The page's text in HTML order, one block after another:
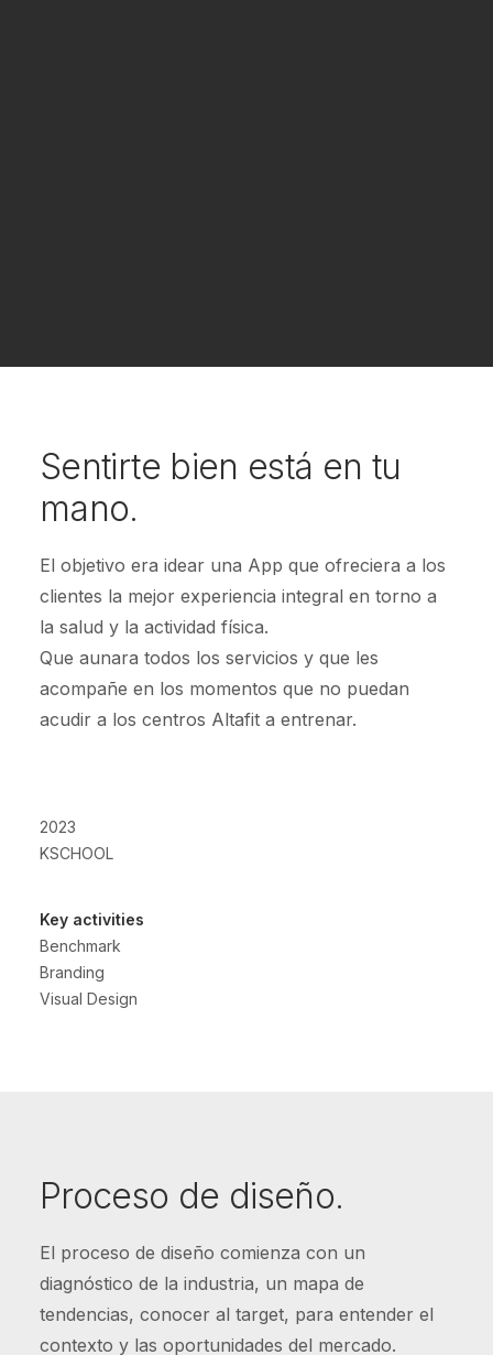
Sentirte bien está en tu
mano.
El objetivo era idear una App que ofreciera a los
clientes la mejor experiencia integral en torno a
la salud y la actividad física.
Que aunara todos los servicios y que les
acompañe en los momentos que no puedan
acudir a los centros Altafit a entrenar.
2023
KSCHOOL
Key activities
Benchmark
Branding
Visual Design
Proceso de diseño.
El proceso de diseño comienza con un
diagnóstico de la industria, un mapa de
tendencias, conocer al target, para entender el
contexto y las oportunidades del mercado.